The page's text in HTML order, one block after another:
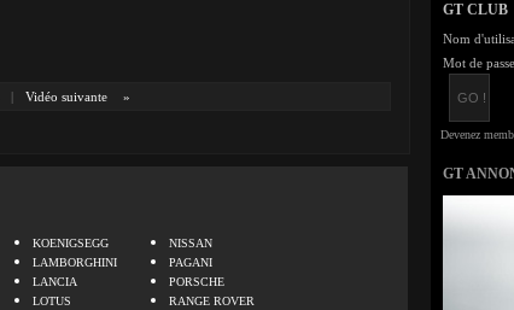
| Vidéo suivante »
KOENIGSEGG
LAMBORGHINI
LANCIA
LOTUS
NISSAN
PAGANI
PORSCHE
RANGE ROVER
GT CLUB
Nom
Mot de passe
GT